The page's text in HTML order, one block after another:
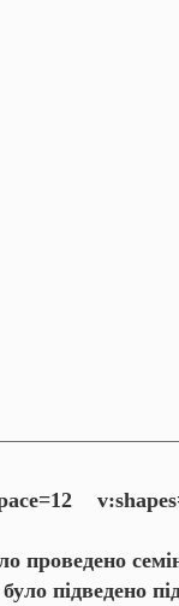
проведено
підведено